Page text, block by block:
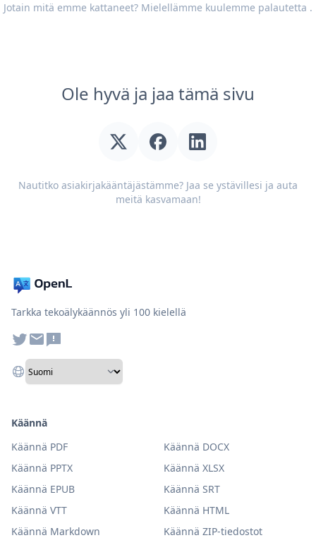
Jotain mitä emme kattaneet? Mielellämme kuulemme palautetta .
Ole hyvä ja jaa tämä sivu
Nautitko asiakirjakääntäjästämme? Jaa se ystävillesi ja auta
meitä kasvamaan!
Tarkka tekoälykäännös yli 100 kielellä
Käännä
Käännä PDF
Käännä DOCX
Käännä PPTX
Käännä XLSX
Käännä EPUB
Käännä SRT
Käännä VTT
Käännä HTML
Käännä Markdown
Käännä ZIP-tiedostot